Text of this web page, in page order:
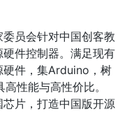
员会针对中国创客教
件控制器。满足现有
硬件，集Arduino，树
性能与高性价比。
片，打造中国版开源